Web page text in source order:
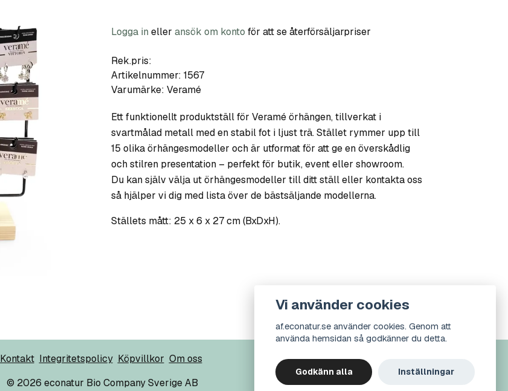
Logga in eller ansök om konto för att se återförsäljarpriser
Rek.pris:
Artikelnummer: 1567
Varumärke: Veramé
Ett funktionellt produktställ för Veramé örhängen, tillverkat i
svartmålad metall med en stabil fot i ljust trä. Stället rymmer upp till
15 olika örhängesmodeller och är utformat för att ge en överskådlig
och stilren presentation – perfekt för butik, event eller showroom.
Du kan själv välja ut örhängesmodeller till ditt ställ eller kontakta oss
så hjälper vi dig med lista över de bästsäljande modellerna.
Ställets mått: 25 x 6 x 27 cm (BxDxH).
Kontakt Integritetspolicy Köpvillkor Om oss
© 2026 econatur Bio Company Sverige AB
Vi använder cookies
af.econatur.se använder cookies. Genom att
använda hemsidan så godkänner du detta.
Godkänn alla Inställningar